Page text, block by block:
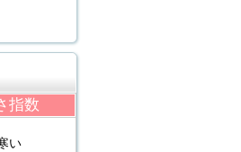
指数
い